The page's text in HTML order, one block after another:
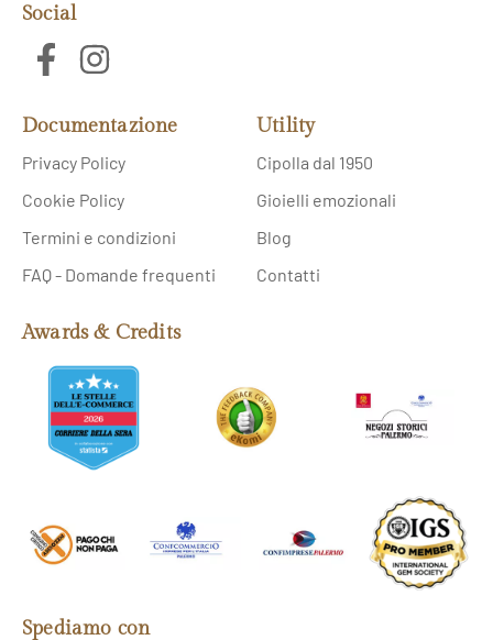
Social
Documentazione
Privacy Policy
Cookie Policy
Termini e condizioni
FAQ - Domande frequenti
Utility
Cipolla dal 1950
Gioielli emozionali
Blog
Contatti
Awards & Credits
Spediamo con